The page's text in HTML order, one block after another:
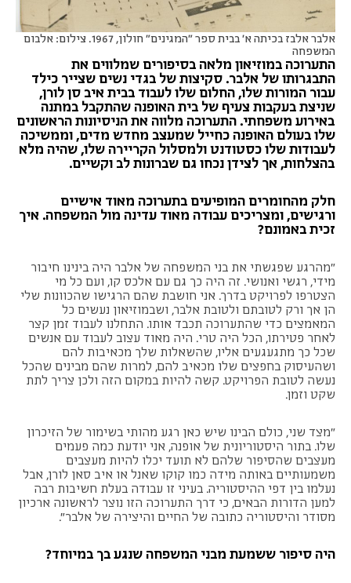
אלבר אלבז בכיתה א' בבית ספר "המגינים" חולון, 1967. צילום: אלבום
המשפחה
התערוכה במוזיאון מלאה בסיפורים שמלווים את
התבגרותו של אלבר. סקיצות של בגדי נשים שצייר כילד
עבור המורות שלו, החלום שלו לעבוד בבית איב סן לורן,
שניצת בעקבות צעיף של בית האופנה שהתקבל במתנה
באירוע משפחתי. התערוכה מלווה את הניסיונות הראשונים
שלו בעולם האופנה כחייל שמעצב מחדש מדים, וממשיכה
לעבודות שלו כסטודנט ולמסלול הקריירה שלו, שהיה מלא
בהצלחות, אך לצידן נכחו גם שברונות לב וקשיים.
חלק מהחומרים המופיעים בתערוכה מאוד אישיים
ורגישים, ומצריכים עבודה מאוד עדינה מול המשפחה. איך
זכית באמונם?
"מהרגע שפגשתי את בני המשפחה של אלבר היה בינינו חיבור
מידי, רגשי ואנושי. זה היה כך גם עם אלכס קו, ועם כל מי
הצטרפו לפרויקט בדרך. אני חושבת שהם הרגישו שהכוונות שלי
הן אך ורק לטובתם ולטובת אלבר, ושבמוזיאון נעשים כל
המאמצים כדי שהתערוכה תכבד אותו. התחלנו לעבוד זמן קצר
לאחר פטירתו, הכל היה טרי. היה מאוד עצוב לעבוד עם אנשים
שכל כך מתגעגעים אליו, שהשאלות שלך מכאיבות להם
ושהעיסוק בחפצים שלו מכאיב להם, למרות שהם מבינים שהכל
נעשה לטובת הפרויקט. קשה להיות במקום הזה ולכן צריך לתת
שקט וזמן.
"מצד שני, כולם הבינו שיש כאן רגע מהותי בשימור של הזיכרון
שלו. בתור היסטוריונית של אופנה, אני יודעת כמה פעמים
מעצבים שהסיפור שלהם לא תועד יכלו להיות מעצבים
משמעותיים באותה מידה כמו קוקו שאנל או איב סאן לורן, אבל
נעלמו בין דפי ההיסטוריה. בעיני זו עבודה בעלת חשיבות רבה
למען הדורות הבאים, כי דרך התערוכה הזו נוצר לראשונה ארכיון
מסודר והיסטוריה כתובה של החיים והיצירה של אלבר״.
היה סיפור ששמעת מבני המשפחה שנגע בך במיוחד?